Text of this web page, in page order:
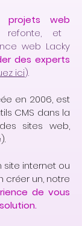
projets web
refonte, et
web Lacky
des experts
ici).
en 2006, est
CMS dans la
sites web,
site internet ou
créer un, notre
de vous